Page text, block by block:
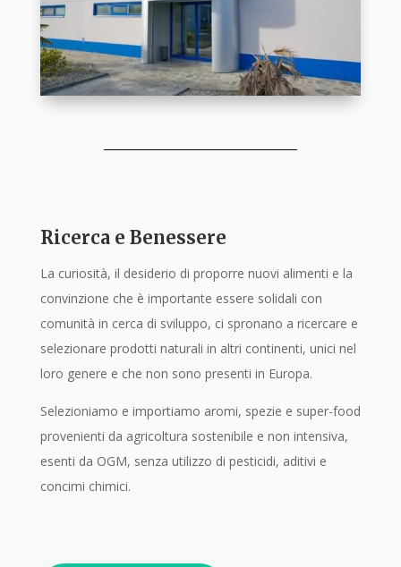
Ricerca e Benessere
La curiosità, il desiderio di proporre nuovi alimenti e la
convinzione che è importante essere solidali con
comunità in cerca di sviluppo, ci spronano a ricercare e
selezionare prodotti naturali in altri continenti, unici nel
loro genere e che non sono presenti in Europa.
Selezioniamo e importiamo aromi, spezie e super-food
provenienti da agricoltura sostenibile e non intensiva,
esenti da OGM, senza utilizzo di pesticidi, aditivi e
concimi chimici.